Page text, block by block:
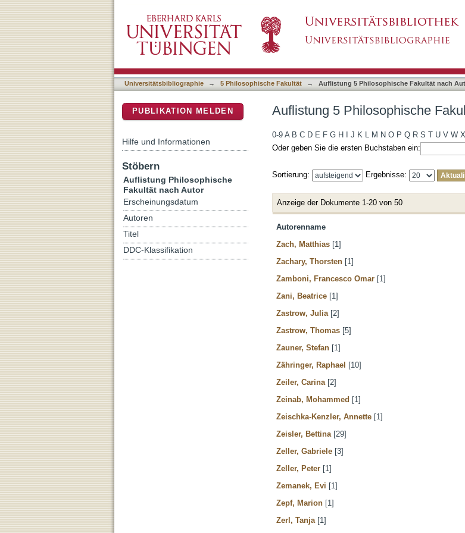
Universitätsbibliographie → 5 Philosophische Fakultät → Auflistung 5 Philosophische Fakultät nach
Auflistung 5 Philosophische
0-9 A B C D E F G H J K L M N O P Q R S T U V W X
Oder geben Sie die ersten Buchstaben ein:
Sortierung: Ergebnisse:
Anzeige der Dokumente 1-20 von 50
Autorenname
Zach, Matthias [1]
Zachary, Thorsten [1]
Zamboni, Francesco Omar [1]
Zani, Beatrice [1]
Zastrow, Julia [2]
Zastrow, Thomas [5]
Zauner, Stefan [1]
Zähringer, Raphael [10]
Zeiler, Carina [2]
Zeinab, Mohammed [1]
Zeischka-Kenzler, Annette [1]
Zeisler, Bettina [29]
Zeller, Gabriele [3]
Zeller, Peter [1]
Zemanek, Evi [1]
Zepf, Marion [1]
Zerl, Tanja [1]
PUBLIKATION MELDEN
Hilfe und Informationen
Stöbern
Auflistung Philosophische
Fakultät nach Autor
Erscheinungsdatum
Autoren
Titel
DDC-Klassifikation